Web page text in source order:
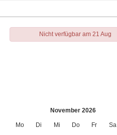
Nicht verfügbar am 21 Aug
November 2026
Mo Di Mi Do Fr Sa